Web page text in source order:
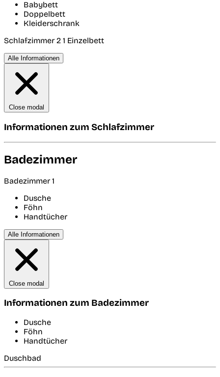
Babybett
Doppelbett
Kleiderschrank
Schlafzimmer 2 1 Einzelbett
Alle Informationen
Close modal
Informationen zum Schlafzimmer
Badezimmer
Badezimmer 1
Dusche
Föhn
Handtücher
Alle Informationen
Close modal
Informationen zum Badezimmer
Dusche
Föhn
Handtücher
Duschbad